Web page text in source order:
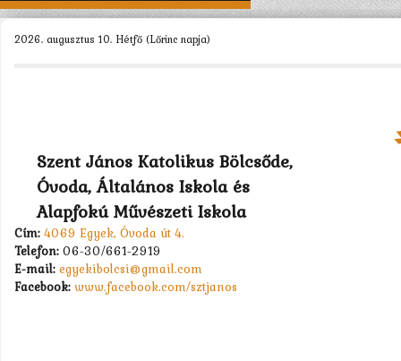
2026. augusztus 10. Hétfő (Lőrinc napja)
Szent János Katolikus Bölcsőde,
Óvoda, Általános Iskola és
Alapfokú Művészeti Iskola
Cím: 4069 Egyek, Óvoda út 4.
Telefon: 06-30/661-2919
E-mail: egyekibolcsi@gmail.com
Facebook: www.facebook.com/sztjanos
KEZDŐLAP
KAPCSOLAT